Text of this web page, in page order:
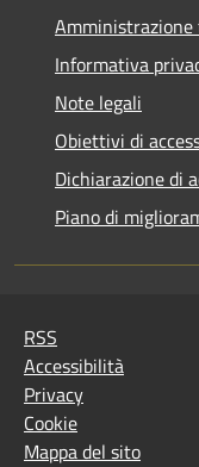
Informativa
Note legali
Obiettivi di
Dichiarazione di
Piano di
RSS
Accessibilità
Privacy
Cookie
Mappa del sito